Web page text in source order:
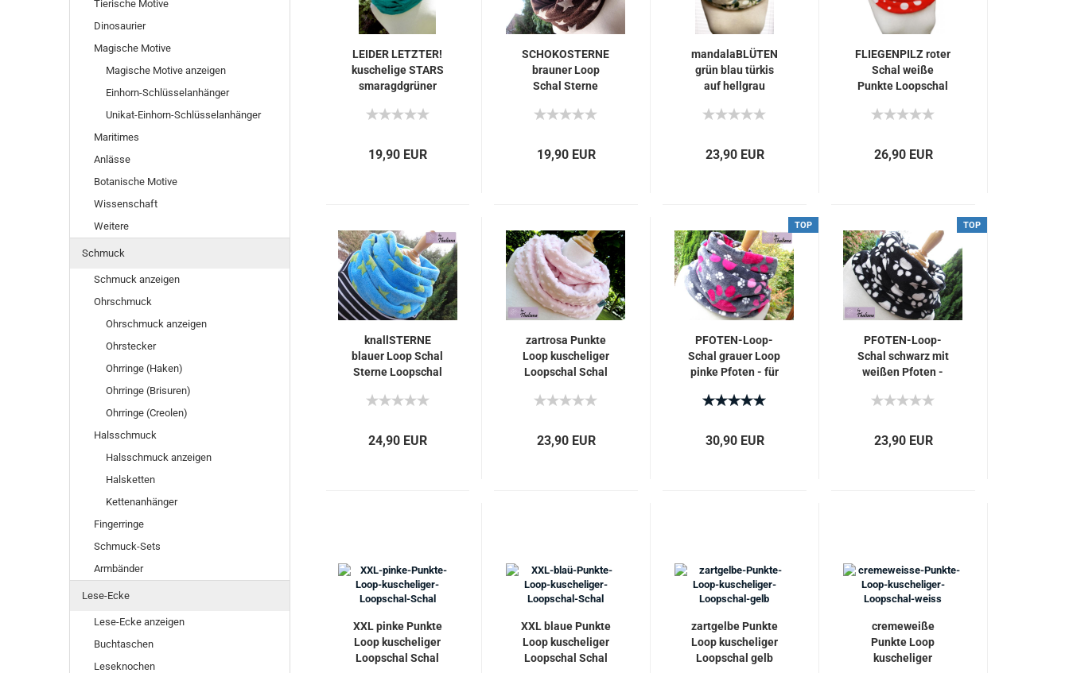
LEIDER LETZTER!
kuschelige STARS
smaragdgrüner
19,90 EUR
SCHOKOSTERNE
brauner Loop
Schal Sterne
19,90 EUR
mandalaBLÜTEN
grün blau türkis
auf hellgrau
Loopschal
23,90 EUR
FLIEGENPILZ roter
Schal weiße
Punkte Loopschal
26,90 EUR
knallSTERNE
blauer Loop Schal
Sterne Loopschal
24,90 EUR
zartrosa Punkte
Loop kuscheliger
Loopschal Schal
23,90 EUR
TOP
PFOTEN-Loop-
Schal grauer Loop
pinke Pfoten - für
30,90 EUR
TOP
PFOTEN-Loop-
Schal schwarz mit
weißen Pfoten -
Hunde-Freunde
23,90 EUR
XXL pinke Punkte
Loop kuscheliger
Loopschal Schal
XXL blaue Punkte
Loop kuscheliger
Loopschal Schal
zartgelbe Punkte
Loop kuscheliger
Loopschal gelb
cremeweiße
Punkte Loop
kuscheliger
Tierische Motive
Dinosaurier
Magische Motive
Magische Motive anzeigen
Einhorn-Schlüsselanhänger
Unikat-Einhorn-Schlüsselanhänger
Maritimes
Anlässe
Botanische Motive
Wissenschaft
Weitere
Schmuck
Schmuck anzeigen
Ohrschmuck
Ohrschmuck anzeigen
Ohrstecker
Ohrringe (Haken)
Ohrringe (Brisuren)
Ohrringe (Creolen)
Halsschmuck
Halsschmuck anzeigen
Halsketten
Kettenanhänger
Fingerringe
Schmuck-Sets
Armbänder
Lese-Ecke
Lese-Ecke anzeigen
Buchtaschen
Leseknochen